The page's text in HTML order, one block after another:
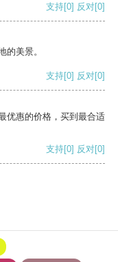
支持[0] 反对[0]
的美景。
支持[0] 反对[0]
优惠的价格，买到最合适
支持[0] 反对[0]